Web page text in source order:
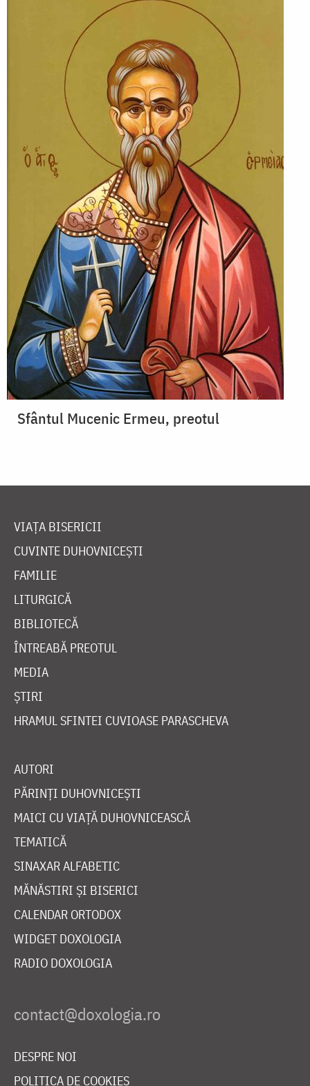
Sfântul Mucenic Ermeu, preotul
VIAȚA BISERICII
CUVINTE DUHOVNICEȘTI
FAMILIE
LITURGICĂ
BIBLIOTECĂ
ÎNTREABĂ PREOTUL
MEDIA
ȘTIRI
HRAMUL SFINTEI CUVIOASE PARASCHEVA
AUTORI
PĂRINȚI DUHOVNICEȘTI
MAICI CU VIAȚĂ DUHOVNICEASCĂ
TEMATICĂ
SINAXAR ALFABETIC
MĂNĂSTIRI ȘI BISERICI
CALENDAR ORTODOX
WIDGET DOXOLOGIA
RADIO DOXOLOGIA
DESPRE NOI
POLITICA DE COOKIES